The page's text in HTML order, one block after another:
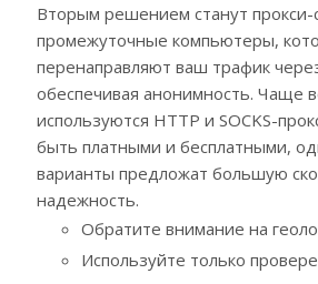
Вторым решением станут прокси-
промежуточные компьютеры,
перенаправляют ваш трафик
обеспечивая анонимность. Чаще
используются HTTP и SOCKS-
быть платными и бесплатными,
варианты предложат большую
надежность.
Обратите внимание на
Используйте только